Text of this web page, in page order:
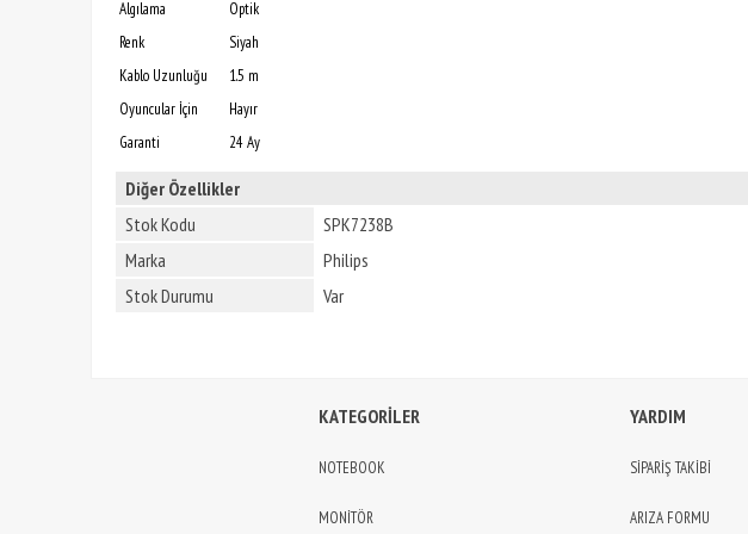
Algılama
Optik
Renk
Siyah
Kablo Uzunluğu
1.5 m
Oyuncular İçin
Hayır
Garanti
24 Ay
Diğer Özellikler
Stok Kodu
SPK7238B
Marka
Philips
Stok Durumu
Var
KATEGORİLER
NOTEBOOK
MONİTÖR
YARDIM
SİPARİŞ TAKİBİ
ARIZA FORMU